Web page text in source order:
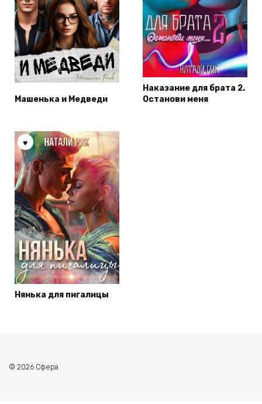
Машенька и Медведи
Наказание для брата 2.
Останови меня
Нянька для пигалицы
© 2026 Сфера